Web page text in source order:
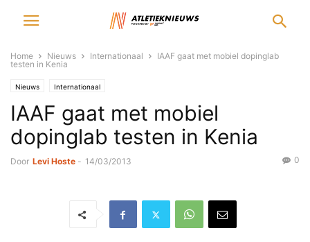
Home Nieuws Internationaal
IAAF gaat met mobiel dopinglab
testen in Kenia
Nieuws Internationaal
IAAF gaat met mobiel
dopinglab testen in Kenia
Door Levi Hoste - 14/03/2013 0